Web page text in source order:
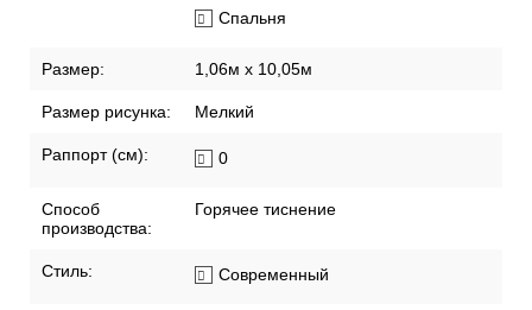
Спальня
Размер: 1,06м х 10,05м
Размер рисунка: Мелкий
Раппорт (см): 0
Способ
производства:
Горячее тиснение
Стиль: Современный